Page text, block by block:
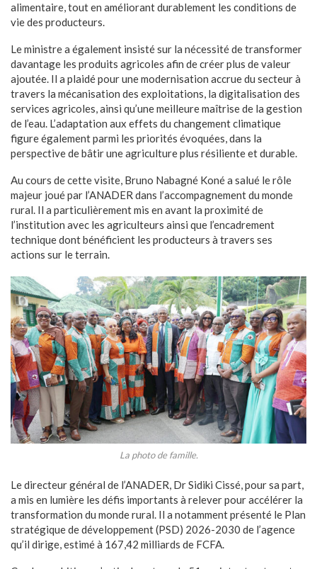
alimentaire, tout en améliorant durablement les conditions de
vie des producteurs.
Le ministre a également insisté sur la nécessité de transformer
davantage les produits agricoles afin de créer plus de valeur
ajoutée. Il a plaidé pour une modernisation accrue du secteur à
travers la mécanisation des exploitations, la digitalisation des
services agricoles, ainsi qu’une meilleure maîtrise de la gestion
de l’eau. L’adaptation aux effets du changement climatique
figure également parmi les priorités évoquées, dans la
perspective de bâtir une agriculture plus résiliente et durable.
Au cours de cette visite, Bruno Nabagné Koné a salué le rôle
majeur joué par l’ANADER dans l’accompagnement du monde
rural. Il a particulièrement mis en avant la proximité de
l’institution avec les agriculteurs ainsi que l’encadrement
technique dont bénéficient les producteurs à travers ses
actions sur le terrain.
La photo de famille.
Le directeur général de l’ANADER, Dr Sidiki Cissé, pour sa part,
a mis en lumière les défis importants à relever pour accélérer la
transformation du monde rural. Il a notamment présenté le Plan
stratégique de développement (PSD) 2026-2030 de l’agence
qu’il dirige, estimé à 167,42 milliards de FCFA.